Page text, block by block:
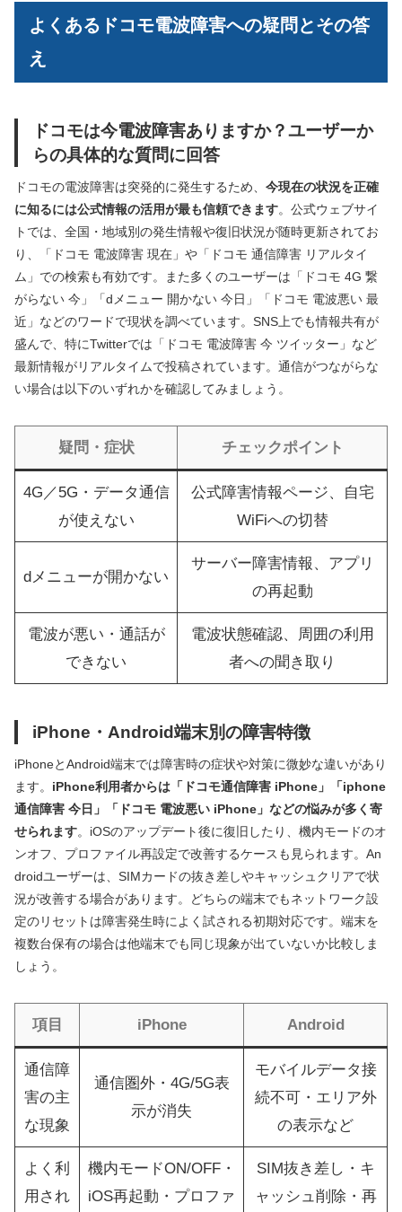
よくあるドコモ電波障害への疑問とその答
え
ドコモは今電波障害ありますか？ユーザーか
らの具体的な質問に回答
ドコモの電波障害は突発的に発生するため、 今現在の状況を正確
に知るには公式情報の活用が最も信頼できます。公式ウェブサイ
トでは、全国・地域別の発生情報や復旧状況が随時更新されてお
り、「ドコモ 電波障害 現在」や「ドコモ 通信障害 リアルタイ
ム」での検索も有効です。また多くのユーザーは「ドコモ 4G 繋
がらない 今」「dメニュー 開かない 今日」「ドコモ 電波悪い 最
近」などのワードで現状を調べています。SNS上でも情報共有が
盛んで、特にTwitterでは「ドコモ 電波障害 今 ツイッター」など
最新情報がリアルタイムで投稿されています。通信がつながらな
い場合は以下のいずれかを確認してみましょう。
疑問・症状 チェックポイント
4G／5G・データ通信
が使えない
公式障害情報ページ、自宅
WiFiへの切替
dメニューが開かない
サーバー障害情報、アプリ
の再起動
電波が悪い・通話が
できない
電波状態確認、周囲の利用
者への聞き取り
iPhone・Android端末別の障害特徴
iPhoneとAndroid端末では障害時の症状や対策に微妙な違いがあり
ます。 iPhone利用者からは「ドコモ通信障害 iPhone」「iphone
通信障害 今日」「ドコモ 電波悪い iPhone」などの悩みが多く寄
せられます。iOSのアップデート後に復旧したり、機内モードのオ
ンオフ、プロファイル再設定で改善するケースも見られます。An
droidユーザーは、SIMカードの抜き差しやキャッシュクリアで状
況が改善する場合があります。どちらの端末でもネットワーク設
定のリセットは障害発生時によく試される初期対応です。端末を
複数台保有の場合は他端末でも同じ現象が出ていないか比較しま
しょう。
項目 iPhone Android
通信障
害の主
な現象
通信圏外・4G/5G表
示が消失
モバイルデータ接
続不可・エリア外
の表示など
よく利
用され
機内モードON/OFF・
iOS再起動・プロファ
SIM抜き差し・キ
ャッシュ削除・再